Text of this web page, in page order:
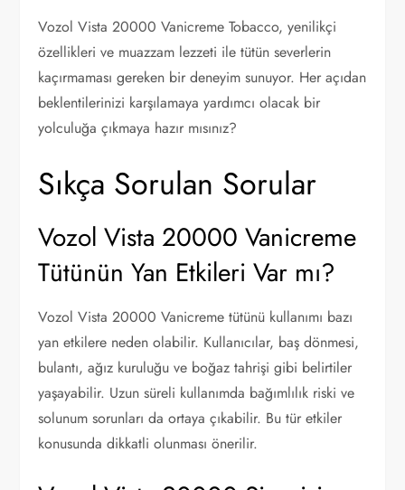
Vozol Vista 20000 Vanicreme Tobacco, yenilikçi
özellikleri ve muazzam lezzeti ile tütün severlerin
kaçırmaması gereken bir deneyim sunuyor. Her açıdan
beklentilerinizi karşılamaya yardımcı olacak bir
yolculuğa çıkmaya hazır mısınız?
Sıkça Sorulan Sorular
Vozol Vista 20000 Vanicreme
Tütünün Yan Etkileri Var mı?
Vozol Vista 20000 Vanicreme tütünü kullanımı bazı
yan etkilere neden olabilir. Kullanıcılar, baş dönmesi,
bulantı, ağız kuruluğu ve boğaz tahrişi gibi belirtiler
yaşayabilir. Uzun süreli kullanımda bağımlılık riski ve
solunum sorunları da ortaya çıkabilir. Bu tür etkiler
konusunda dikkatli olunması önerilir.